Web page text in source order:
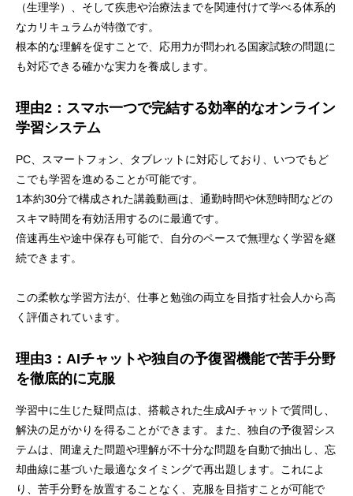
（生理学）、そして疾患や治療法までを関連付けて学べる体系的
なカリキュラムが特徴です。
根本的な理解を促すことで、応用力が問われる国家試験の問題に
も対応できる確かな実力を養成します。
理由2：スマホ一つで完結する効率的なオンライン
学習システム
PC、スマートフォン、タブレットに対応しており、いつでもど
こでも学習を進めることが可能です。
1本約30分で構成された講義動画は、通勤時間や休憩時間などの
スキマ時間を有効活用するのに最適です。
倍速再生や途中保存も可能で、自分のペースで無理なく学習を継
続できます。
この柔軟な学習方法が、仕事と勉強の両立を目指す社会人から高
く評価されています。
理由3：AIチャットや独自の予復習機能で苦手分野
を徹底的に克服
学習中に生じた疑問点は、搭載された生成AIチャットで質問し、
解決の足がかりを得ることができます。また、独自の予復習シス
テムは、間違えた問題や理解が不十分な問題を自動で抽出し、忘
却曲線に基づいた最適なタイミングで再出題します。これによ
り、苦手分野を放置することなく、克服を目指すことが可能で